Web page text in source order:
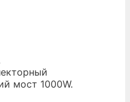
мост 1000W.